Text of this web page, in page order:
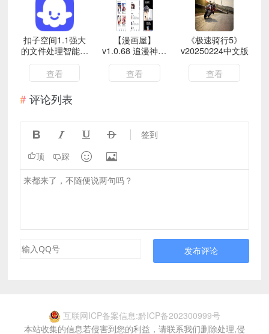
扣子空间1.1强大
的文件处理智能AI
｜吊打豆包十条街
查看
【漫画屋】
v1.0.68 追漫神器
最新版
查看
《极速骑行5》
v20250224中文版
查看
评论列表
    签到
顶 踩  
发布评论
互联网ICP备案信息:黔ICP备202300999号
本站收集的信息若侵害到您的利益，请联系我们删除处理,侵